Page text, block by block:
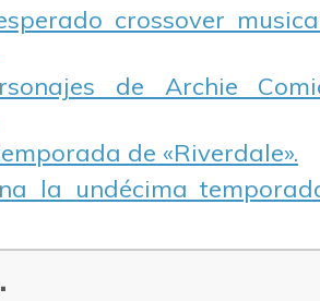
crossover
de Archie
de «Riverdale».
la undécima